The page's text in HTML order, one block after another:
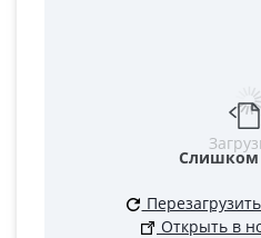
Слишком
Открыть в